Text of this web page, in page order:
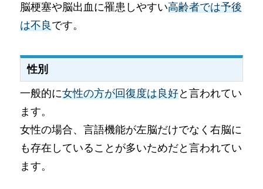
脳梗塞や脳出血に罹患しやすい高齢者では予後
は不良です。
性別
一般的に女性の方が回復度は良好と言われてい
ます。
女性の場合、言語機能が左脳だけでなく右脳に
も存在していることが多いためだと言われてい
ます。